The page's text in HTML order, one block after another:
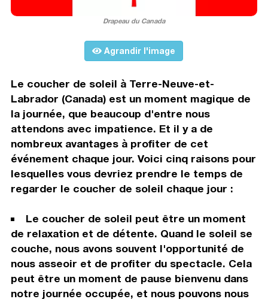
Drapeau du Canada
Agrandir l'image
Le coucher de soleil à Terre-Neuve-et-
Labrador (Canada) est un moment magique de
la journée, que beaucoup d'entre nous
attendons avec impatience. Et il y a de
nombreux avantages à profiter de cet
événement chaque jour. Voici cinq raisons pour
lesquelles vous devriez prendre le temps de
regarder le coucher de soleil chaque jour :
Le coucher de soleil peut être un moment
de relaxation et de détente. Quand le soleil se
couche, nous avons souvent l'opportunité de
nous asseoir et de profiter du spectacle. Cela
peut être un moment de pause bienvenu dans
notre journée occupée, et nous pouvons nous